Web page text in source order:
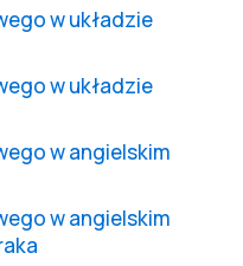
w układzie
w układzie
w angielskim
w angielskim